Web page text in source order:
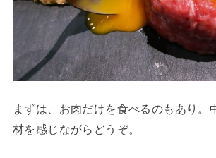
まずは、お肉だけを食べるのもあり。
材を感じながらどうぞ。